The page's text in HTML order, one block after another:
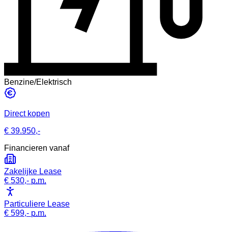
Benzine/Elektrisch
Direct kopen
€ 39.950,-
Financieren vanaf
Zakelijke Lease
€ 530,- p.m.
Particuliere Lease
€ 599,- p.m.